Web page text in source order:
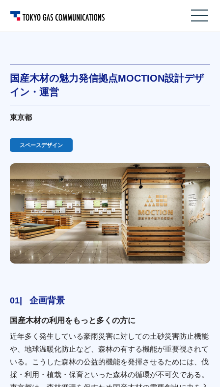
国産木材の魅力発信拠点MOCTION設計デザ
イン・運営
東京都
スペースデザイン
企画背景
国産木材の利用をもっと多くの方に
近年多く発生している豪雨災害に対しての土砂災害防止機能
や、地球温暖化防止など、森林の有する機能が重要視されて
いる。こうした森林の公益的機能を発揮させるためには、伐
採・利用・植栽・保育といった森林の循環が不可欠である。